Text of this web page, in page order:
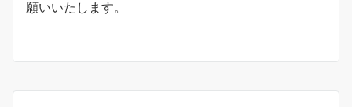
願いいたします。